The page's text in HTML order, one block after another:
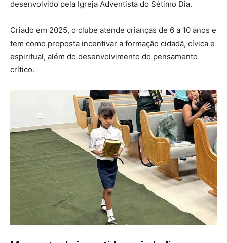
desenvolvido pela Igreja Adventista do Sétimo Dia.
Criado em 2025, o clube atende crianças de 6 a 10 anos e
tem como proposta incentivar a formação cidadã, cívica e
espiritual, além do desenvolvimento do pensamento
crítico.